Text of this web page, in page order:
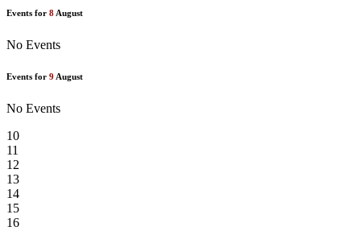
Events for 8 August
No Events
Events for 9 August
No Events
10
11
12
13
14
15
16